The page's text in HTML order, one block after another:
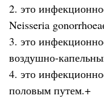
2. это
Neisseria
3. это
воздушно-
4. это
половым путем.+